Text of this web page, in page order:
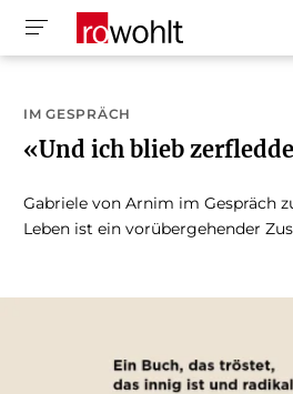
IM GESPRÄCH
«Und ich blieb
Gabriele von Arnim im Gespräch
Leben ist ein vorübergehender